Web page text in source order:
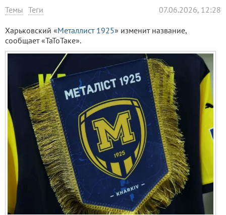
Темы Теги 07.06.2026, 12:28
Харьковский «Металлист 1925» изменит название,
сообщает «ТаТоТаке».